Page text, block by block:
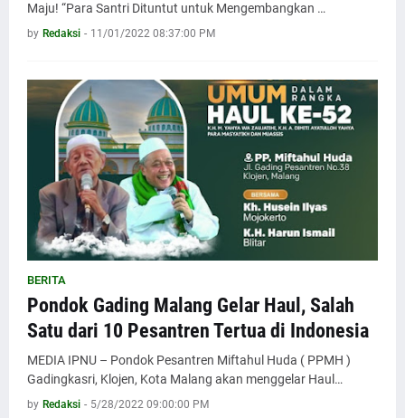
Maju! “Para Santri Dituntut untuk Mengembangkan …
by Redaksi - 11/01/2022 08:37:00 PM
BERITA
Pondok Gading Malang Gelar Haul, Salah
Satu dari 10 Pesantren Tertua di Indonesia
MEDIA IPNU – Pondok Pesantren Miftahul Huda ( PPMH )
Gadingkasri, Klojen, Kota Malang akan menggelar Haul…
by Redaksi - 5/28/2022 09:00:00 PM